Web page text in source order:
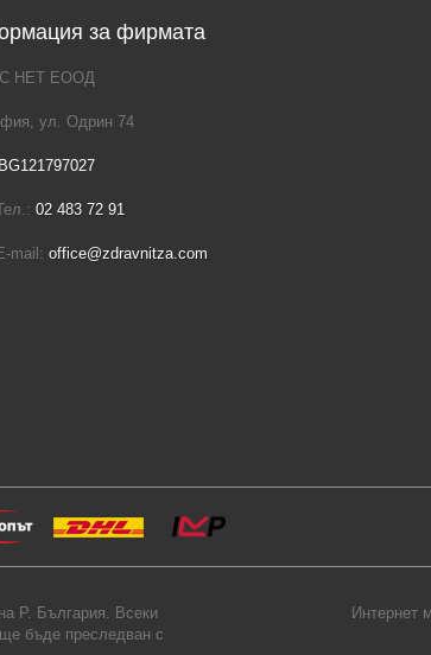
за фирмата
НЕТ ЕООД
ул. Одрин 74
BG121797027
02 483 72 91
mail: office@zdravnitza.com
Р. България. Всеки
бъде преследван с
Интернет